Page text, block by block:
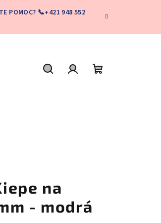
POMOC? 📞+421 948 552
na
- modrá